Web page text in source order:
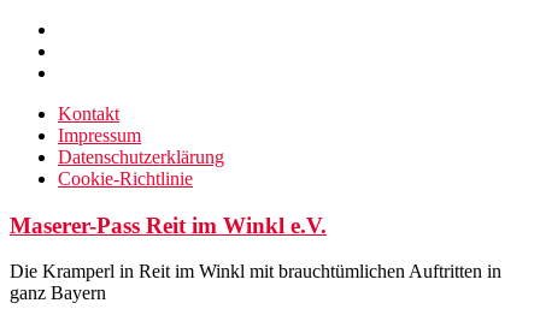
Zum
Inhalt
springen
Kontakt
Impressum
Datenschutzerklärung
Cookie-Richtlinie
Maserer-Pass Reit im Winkl e.V.
Die Kramperl in Reit im Winkl mit brauchtümlichen Auftritten in
ganz Bayern